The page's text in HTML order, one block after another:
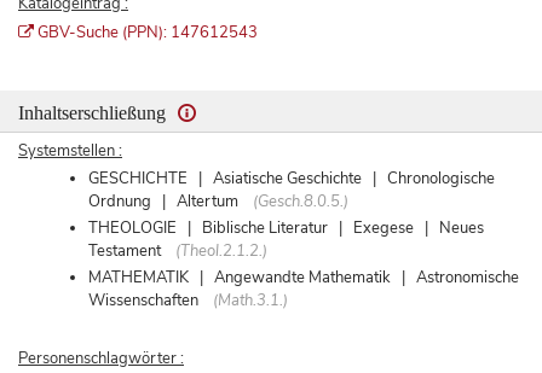
GBV-Suche (PPN): 147612543
Inhaltserschließung
Systemstellen :
GESCHICHTE | Asiatische Geschichte | Chronologische
Ordnung | Altertum
(Gesch.8.0.5.)
THEOLOGIE | Biblische Literatur | Exegese | Neues
Testament (Theol.2.1.2.)
MATHEMATIK | Angewandte Mathematik | Astronomische
Wissenschaften
(Math.3.1.)
Personenschlagwörter :